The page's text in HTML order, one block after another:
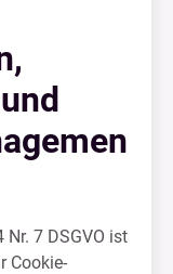
7 DSGVO ist
Cookie-